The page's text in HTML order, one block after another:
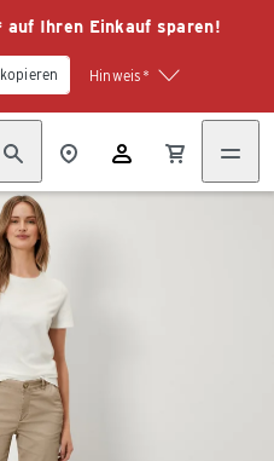
auf Ihren Einkauf sparen!
Hinweis*